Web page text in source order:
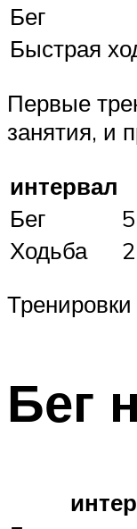
Бег
Быстрая
Первые
занятия, и
интервал
Бег
Ходьба
Бег